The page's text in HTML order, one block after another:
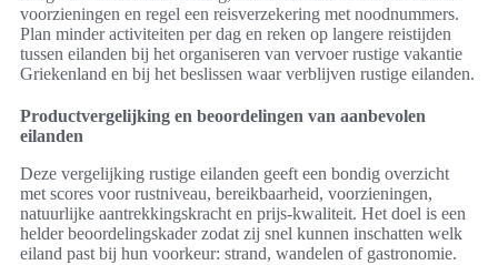
voorzieningen en regel een reisverzekering met noodnummers.
Plan minder activiteiten per dag en reken op langere reistijden
tussen eilanden bij het organiseren van vervoer rustige vakantie
Griekenland en bij het beslissen waar verblijven rustige eilanden.
Productvergelijking en beoordelingen van aanbevolen
eilanden
Deze vergelijking rustige eilanden geeft een bondig overzicht
met scores voor rustniveau, bereikbaarheid, voorzieningen,
natuurlijke aantrekkingskracht en prijs-kwaliteit. Het doel is een
helder beoordelingskader zodat zij snel kunnen inschatten welk
eiland past bij hun voorkeur: strand, wandelen of gastronomie.